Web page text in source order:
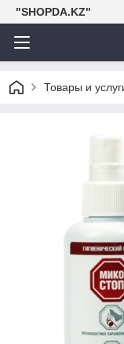
"SHOPDA.KZ"
Товары и